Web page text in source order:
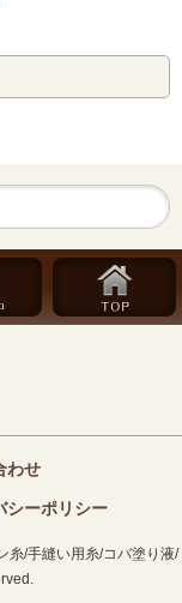
わせ
シーポリシー
糸/手縫い用糸/コバ塗り液/